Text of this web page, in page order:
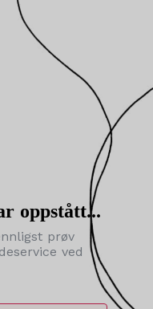
oppstått...
prøv
ved